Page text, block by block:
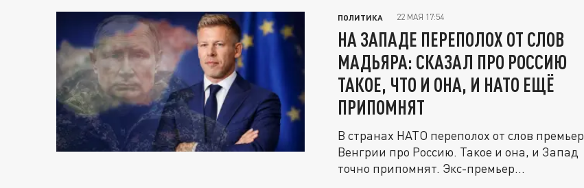
ПОЛИТИКА 22 МАЯ 17:54
НА ЗАПАДЕ ПЕРЕПОЛОХ ОТ СЛОВ
МАДЬЯРА: СКАЗАЛ ПРО РОССИЮ
ТАКОЕ, ЧТО И ОНА, И НАТО ЕЩЁ
ПРИПОМНЯТ
В странах НАТО переполох от слов премьер
Венгрии про Россию. Такое и она, и Запад
точно припомнят. Экс-премьер...